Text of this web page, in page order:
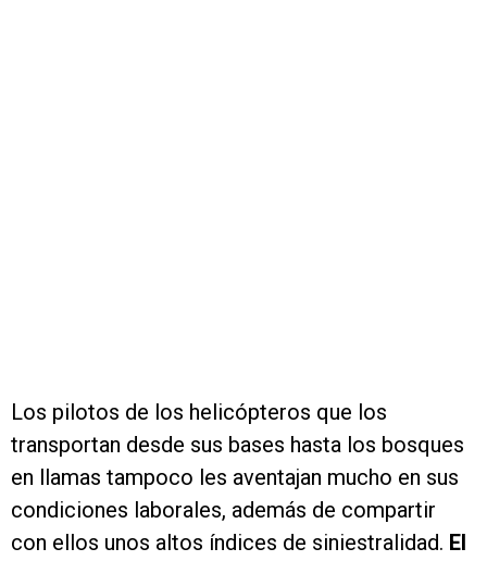
Los pilotos de los helicópteros que los
transportan desde sus bases hasta los bosques
en llamas tampoco les aventajan mucho en sus
condiciones laborales, además de compartir
con ellos unos altos índices de siniestralidad. El